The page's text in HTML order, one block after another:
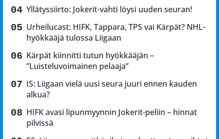
Yllätyssiirto: Jokerit-vahti löysi uuden seuran!
Urheilucast: HIFK, Tappara, TPS vai Kärpät? NHL-
hyökkääjä tulossa Liigaan
Kärpät kiinnitti tutun hyökkääjän –
”Luisteluvoimainen pelaaja”
IS: Liigaan vielä uusi seura juuri ennen kauden
alkua?
HIFK avasi lipunmyynnin Jokerit-peliin – hinnat
pilvissä